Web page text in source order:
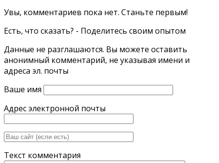
Увы, комментариев пока нет. Станьте первым!
Есть, что сказать? - Поделитесь своим опытом
Данные не разглашаются. Вы можете оставить
анонимный комментарий, не указывая имени и
адреса эл. почты
Ваше имя
Адрес электронной почты
Текст комментария